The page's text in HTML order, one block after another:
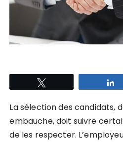
La sélection des candidats,
embauche, doit suivre
de les respecter.